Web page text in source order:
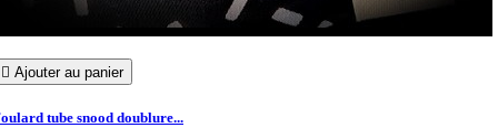
 Ajouter au panier
tube snood doublure...